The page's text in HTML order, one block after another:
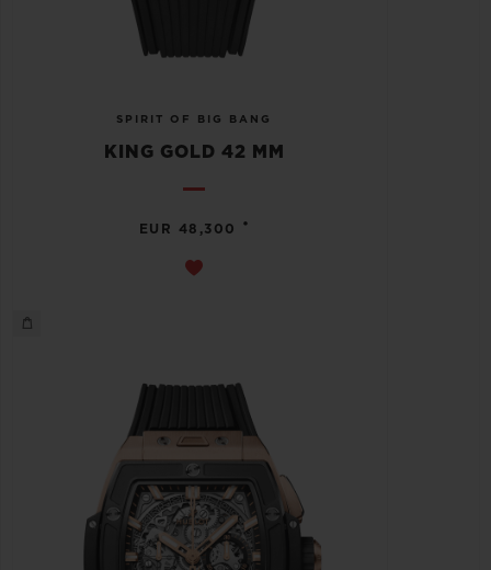
SPIRIT OF BIG BANG
KING GOLD 42 MM
EUR 48,300 •